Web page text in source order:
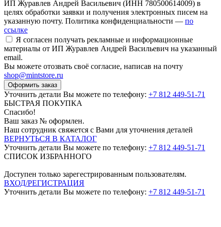
ИП Журавлев Андрей Васильевич (ИНН 780500614009) в
целях обработки заявки и получения электронных писем на
указанную почту. Политика конфиденциальности — по
ссылке
Я согласен получать рекламные и информационные
материалы от ИП Журавлев Андрей Васильевич на указанный
email.
Вы можете отозвать своё согласие, написав на почту
shop@mintstore.ru
Оформить заказ
Уточнить детали Вы можете по телефону: +7 812 449-51-71
БЫСТРАЯ ПОКУПКА
Спасибо!
Ваш заказ № оформлен.
Наш сотрудник свяжется с Вами для уточнения деталей
ВЕРНУТЬСЯ В КАТАЛОГ
Уточнить детали Вы можете по телефону: +7 812 449-51-71
СПИСОК ИЗБРАННОГО
Доступен только зарегестрированным пользователям.
ВХОД/РЕГИСТРАЦИЯ
Уточнить детали Вы можете по телефону: +7 812 449-51-71